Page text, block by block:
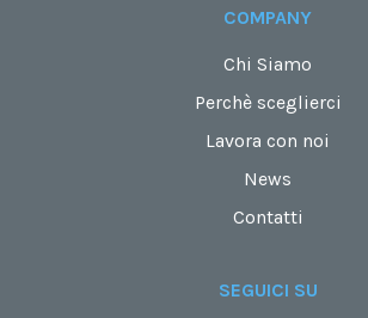
COMPANY
Chi Siamo
Perchè sceglierci
Lavora con noi
News
Contatti
SEGUICI SU